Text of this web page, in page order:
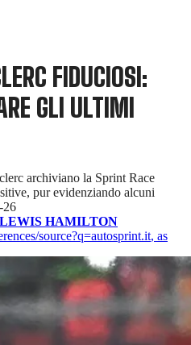
FIDUCIOSI:
GLI ULTIMI
archiviano la Sprint Race
pur evidenziando alcuni
26
LEWIS HAMILTON
source?q=autosprint.it, as